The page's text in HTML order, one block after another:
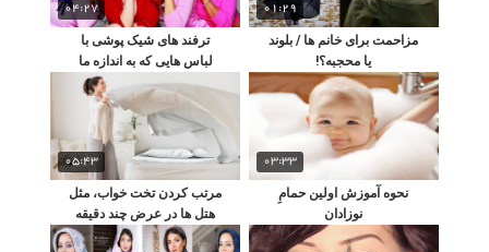
01:29
مزاحمت برای خانم ها / بلوند
یا محجبه؟!
04:27
ترفند های شیک پوشی با
لباس هایی که به اندازه ما
نیستند!
03:33
نحوه آموزش اولین حمامِ
نوزادان
05:43
مرتب کردن تخت خواب، مثل
هتل ها در عرض چند دقیقه